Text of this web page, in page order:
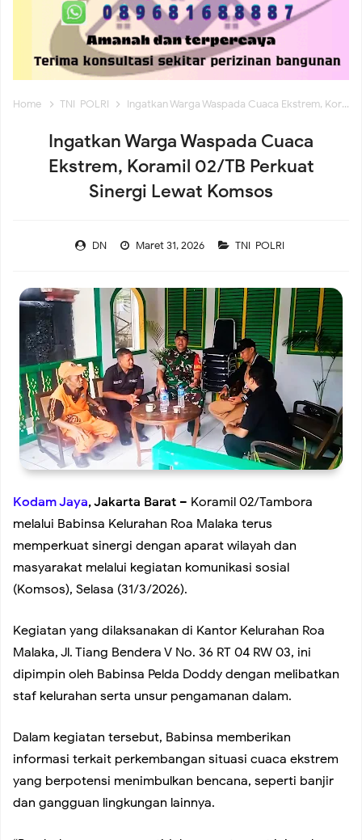
Koramil 02/Tambora Intensif Pantau Harga Sembako,
Pastikan Stok Bahan Pokok Aman untuk Masyarakat
Koramil 02/Tambora Pastikan Seluruh Wilayah Binaan
Aman, Monitoring Dini Hari Tunjukkan Nihil Genangan
Koramil 02/Tambora Perkuat Komsos, Babinsa Ajak Warga
Waspada Cuaca Ekstrem dan Tangkal Hoaks
Koramil 02/Tambora Perkuat Komsos, Babinsa Ajak Warga
Waspada Cuaca Ekstrem dan Tangkal Hoaks
Babinsa Koramil 02/Tambora Dampingi Siskamling di Duri
Selatan, Perkuat Keamanan Lingkungan Bersama Warga
Tawuran dan Balap Liar di Sejumlah Titik Rawan
Koramil 02/Tambora Intensif Monitoring Wilayah, Seluruh
Menuju Langkah Pembuktian dan Pengabdian: FWJ
2026–2029
Koramil 02/Tambora Gelar Patroli Malam, Antisipasi
Home TNI-POLRI Ingatkan Warga Waspada Cuaca Ekstrem, Koramil 02/TB Perkuat Sinergi Lewat Komsos
Ingatkan Warga Waspada Cuaca
Ekstrem, Koramil 02/TB Perkuat
Sinergi Lewat Komsos
DN Maret 31, 2026 TNI-POLRI
Kodam Jaya, Jakarta Barat – Koramil 02/Tambora
melalui Babinsa Kelurahan Roa Malaka terus
memperkuat sinergi dengan aparat wilayah dan
masyarakat melalui kegiatan komunikasi sosial
(Komsos), Selasa (31/3/2026).
Kegiatan yang dilaksanakan di Kantor Kelurahan Roa
Malaka, Jl. Tiang Bendera V No. 36 RT 04 RW 03, ini
dipimpin oleh Babinsa Pelda Doddy dengan melibatkan
staf kelurahan serta unsur pengamanan dalam.
Dalam kegiatan tersebut, Babinsa memberikan
informasi terkait perkembangan situasi cuaca ekstrem
yang berpotensi menimbulkan bencana, seperti banjir
dan gangguan lingkungan lainnya.